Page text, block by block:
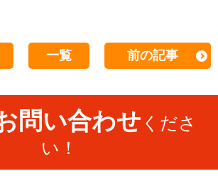
一覧 前の記事
問い合わせ くださ
い！